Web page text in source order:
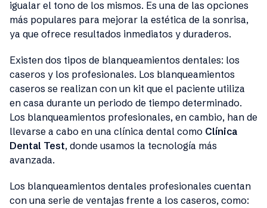
igualar el tono de los mismos. Es una de las opciones
más populares para mejorar la estética de la sonrisa,
ya que ofrece resultados inmediatos y duraderos.
Existen dos tipos de blanqueamientos dentales: los
caseros y los profesionales. Los blanqueamientos
caseros se realizan con un kit que el paciente utiliza
en casa durante un periodo de tiempo determinado.
Los blanqueamientos profesionales, en cambio, han de
llevarse a cabo en una clínica dental como Clínica
Dental Test, donde usamos la tecnología más
avanzada.
Los blanqueamientos dentales profesionales cuentan
con una serie de ventajas frente a los caseros, como: